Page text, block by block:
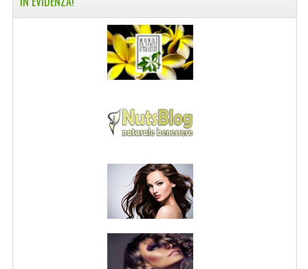
NORMATIVA PRIVACY
CONDIZIONI DI VENDITA
MAPPA DEL SITO
BUONO REGALO F.A.Q.
BUONI SCONTO
CANCELLA NEWSLETTER
BLOG
FREE-INFO
PIANTE